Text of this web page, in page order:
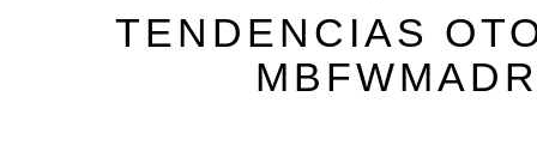
TENDENCIAS